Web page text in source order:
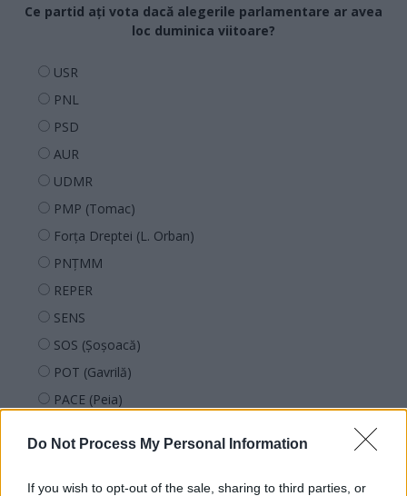
Do Not Process My Personal Information
If you wish to opt-out of the sale, sharing to third parties, or
Ce partid ați vota dacă alegerile parlamentare ar avea
loc duminica viitoare?
USR
PNL
PSD
AUR
UDMR
PMP (Tomac)
Forța Dreptei (L. Orban)
PNȚMM
REPER
SENS
SOS (Șoșoacă)
POT (Gavrilă)
PACE (Peia)
PDF (Lazarus)
PUSL (D. Voiculescu)